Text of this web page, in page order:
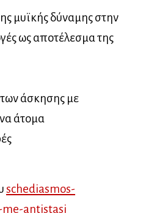
μυϊκής δύναμης στην
ως αποτέλεσμα της
άσκησης με
άτομα
schediasmos-
antistasi